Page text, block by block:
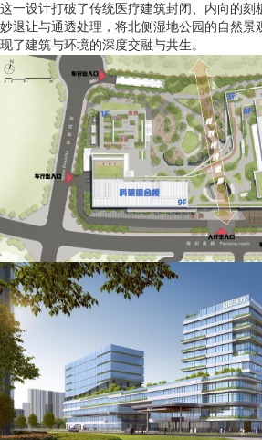
这一设计打破了传统医疗建筑封闭、内向的刻
妙退让与通透处理，将北侧湿地公园的自然景
现了建筑与环境的深度交融与共生。